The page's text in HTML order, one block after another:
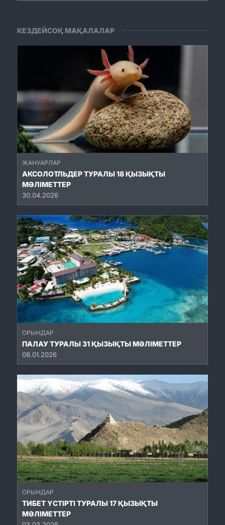
КЕЗДЕЙСОҚ МАҚАЛАЛАР
ЖАНУАРЛАР
АКСОЛОТЛЬДЕР ТУРАЛЫ 18 ҚЫЗЫҚТЫ
МӘЛІМЕТТЕР
30.04.2026
ОРЫНДАР
ПАЛАУ ТУРАЛЫ 31 ҚЫЗЫҚТЫ МӘЛІМЕТТЕР
08.01.2026
ОРЫНДАР
ТИБЕТ ҮСТІРТІ ТУРАЛЫ 17 ҚЫЗЫҚТЫ
МӘЛІМЕТТЕР